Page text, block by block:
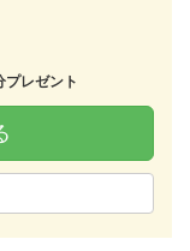
レゼント